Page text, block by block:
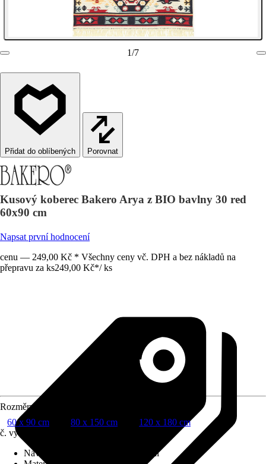
1/7
Porovnat
Kusový koberec Bakero Arya z BIO bavlny 30 red
60x90 cm
Napsat první hodnocení
cenu — 249,00 Kč * Všechny ceny vč. DPH a bez nákladů na
přepravu za ks249,00 Kč*/ ks
Rozměry (ŠxD)
60 x 90 cm
80 x 150 cm
120 x 180 cm
č. výrobku
Návod na údržbu
30°C běžné praní